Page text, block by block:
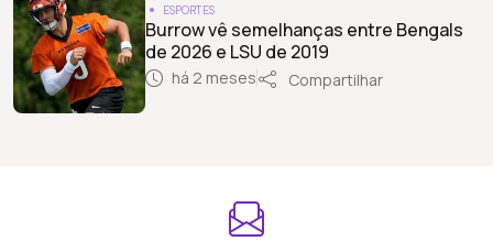
ESPORTES
Burrow vê semelhanças entre Bengals
de 2026 e LSU de 2019
há 2 meses Compartilhar